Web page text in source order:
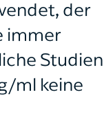
der
immer
Studien
ml keine